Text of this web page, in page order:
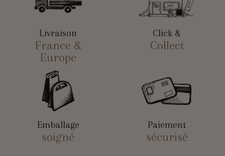
Livraison
France &
Europe
Click &
Collect
Emballage
soigné
Paiement
sécurisé